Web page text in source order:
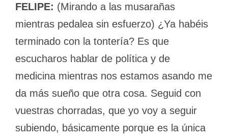
FELIPE: (Mirando a las musarañas
mientras pedalea sin esfuerzo) ¿Ya habéis
terminado con la tontería? Es que
escucharos hablar de política y de
medicina mientras nos estamos asando me
da más sueño que otra cosa. Seguid con
vuestras chorradas, que yo voy a seguir
subiendo, básicamente porque es la única